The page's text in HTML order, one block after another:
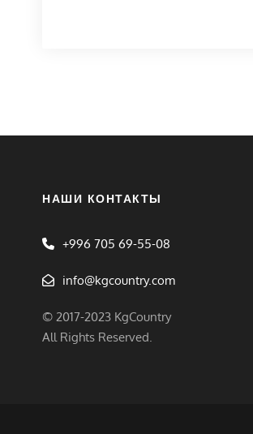
НАШИ КОНТАКТЫ
+996 705 69-55-08
info@kgcountry.com
© 2017-2023 KgCountry
All Rights Reserved.